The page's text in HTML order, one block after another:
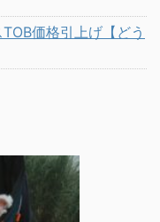
価格引上げ【どう